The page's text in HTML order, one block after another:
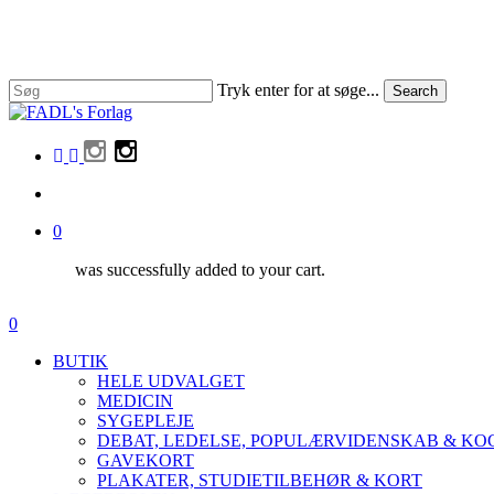
content
Tryk enter for at søge... Search
Close
facebook
linkedin
instagram
0
was successfully added to your cart.
Menu
search
0
BUTIK
HELE UDVALGET
MEDICIN
SYGEPLEJE
DEBAT, LEDELSE, POPULÆRVIDENSKAB &
GAVEKORT
PLAKATER, STUDIETILBEHØR & KORT